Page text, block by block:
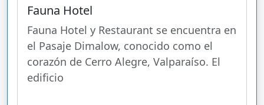
Fauna Hotel
Fauna Hotel y Restaurant se encuentra en
el Pasaje Dimalow, conocido como el
corazón de Cerro Alegre, Valparaíso. El
edificio